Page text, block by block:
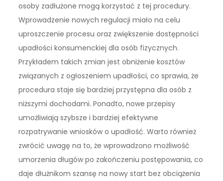
osoby zadłużone mogą korzystać z tej procedury.
Wprowadzenie nowych regulacji miało na celu
uproszczenie procesu oraz zwiększenie dostępności
upadłości konsumenckiej dla osób fizycznych.
Przykładem takich zmian jest obniżenie kosztów
związanych z ogłoszeniem upadłości, co sprawia, że
procedura staje się bardziej przystępna dla osób z
niższymi dochodami. Ponadto, nowe przepisy
umożliwiają szybsze i bardziej efektywne
rozpatrywanie wniosków o upadłość. Warto również
zwrócić uwagę na to, że wprowadzono możliwość
umorzenia długów po zakończeniu postępowania, co
daje dłużnikom szansę na nowy start bez obciążenia